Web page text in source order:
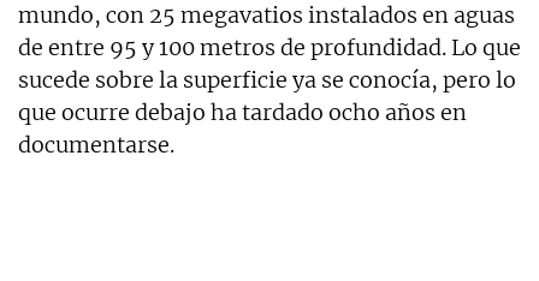
mundo, con 25 megavatios instalados en aguas
de entre 95 y 100 metros de profundidad. Lo que
sucede sobre la superficie ya se conocía, pero lo
que ocurre debajo ha tardado ocho años en
documentarse.